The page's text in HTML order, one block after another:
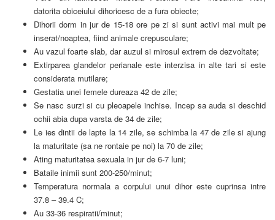
datorita obiceiului dihoricesc de a fura obiecte;
Dihorii dorm in jur de 15-18 ore pe zi si sunt activi mai mult pe
inserat/noaptea, fiind animale crepusculare;
Au vazul foarte slab, dar auzul si mirosul extrem de dezvoltate;
Extirparea glandelor perianale este interzisa in alte tari si este
considerata mutilare;
Gestatia unei femele dureaza 42 de zile;
Se nasc surzi si cu pleoapele inchise. Incep sa auda si deschid
ochii abia dupa varsta de 34 de zile;
Le ies dintii de lapte la 14 zile, se schimba la 47 de zile si ajung
la maturitate (sa ne rontaie pe noi) la 70 de zile;
Ating maturitatea sexuala in jur de 6-7 luni;
Bataile inimii sunt 200-250/minut;
Temperatura normala a corpului unui dihor este cuprinsa intre
37.8 – 39.4 C;
Au 33-36 respiratii/minut;